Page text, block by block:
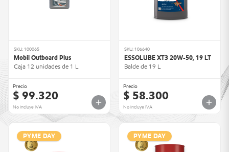
SKU: 100065
Mobil Outboard Plus
Caja 12 unidades de 1 L
Precio
$ 99.320
No incluye IVA
SKU: 106640
ESSOLUBE XT3 20W-50, 19 LT
Balde de 19 L
Precio
$ 58.300
No incluye IVA
PYME DAY PYME DAY